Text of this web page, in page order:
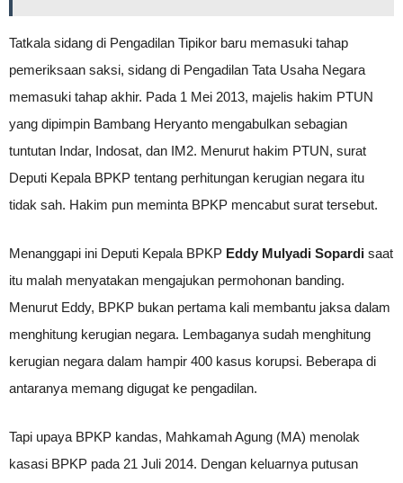
Tatkala sidang di Pengadilan Tipikor baru memasuki tahap
pemeriksaan saksi, sidang di Pengadilan Tata Usaha Negara
memasuki tahap akhir. Pada 1 Mei 2013, majelis hakim PTUN
yang dipimpin Bambang Heryanto mengabulkan sebagian
tuntutan Indar, Indosat, dan IM2. Menurut hakim PTUN, surat
Deputi Kepala BPKP tentang perhitungan kerugian negara itu
tidak sah. Hakim pun meminta BPKP mencabut surat tersebut.
Menanggapi ini Deputi Kepala BPKP Eddy Mulyadi Sopardi saat
itu malah menyatakan mengajukan permohonan banding.
Menurut Eddy, BPKP bukan pertama kali membantu jaksa dalam
menghitung kerugian negara. Lembaganya sudah menghitung
kerugian negara dalam hampir 400 kasus korupsi. Beberapa di
antaranya memang digugat ke pengadilan.
Tapi upaya BPKP kandas, Mahkamah Agung (MA) menolak
kasasi BPKP pada 21 Juli 2014. Dengan keluarnya putusan